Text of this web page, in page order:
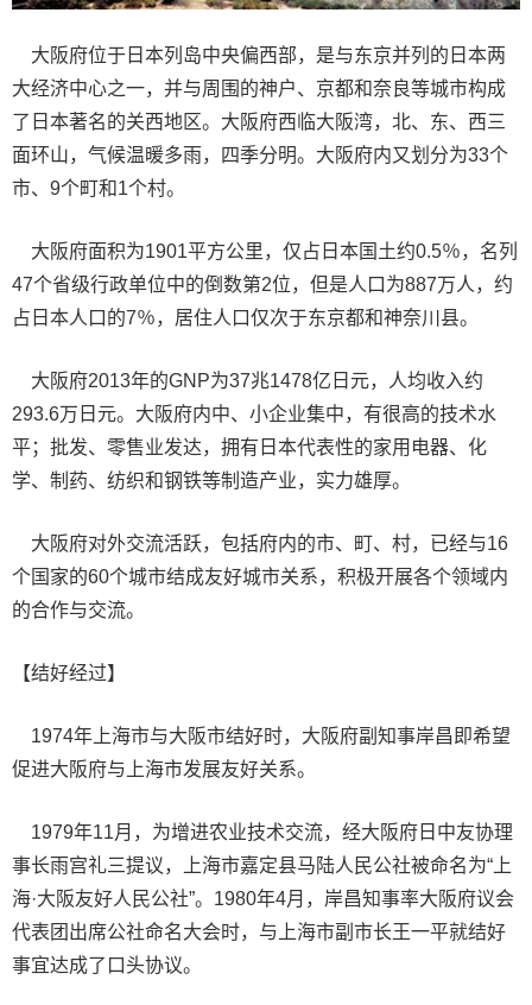
大阪府位于日本列岛中央偏西部，是与东京并列的日本两
大经济中心之一，并与周围的神户、京都和奈良等城市构成
了日本著名的关西地区。大阪府西临大阪湾，北、东、西三
面环山，气候温暖多雨，四季分明。大阪府内又划分为33个
市、9个町和1个村。
大阪府面积为1901平方公里，仅占日本国土约0.5％，名列
47个省级行政单位中的倒数第2位，但是人口为887万人，约
占日本人口的7％，居住人口仅次于东京都和神奈川县。
大阪府2013年的GNP为37兆1478亿日元，人均收入约
293.6万日元。大阪府内中、小企业集中，有很高的技术水
平；批发、零售业发达，拥有日本代表性的家用电器、化
学、制药、纺织和钢铁等制造产业，实力雄厚。
大阪府对外交流活跃，包括府内的市、町、村，已经与16
个国家的60个城市结成友好城市关系，积极开展各个领域内
的合作与交流。
【结好经过】
1974年上海市与大阪市结好时，大阪府副知事岸昌即希望
促进大阪府与上海市发展友好关系。
1979年11月，为增进农业技术交流，经大阪府日中友协理
事长雨宫礼三提议，上海市嘉定县马陆人民公社被命名为“上
海·大阪友好人民公社”。1980年4月，岸昌知事率大阪府议会
代表团出席公社命名大会时，与上海市副市长王一平就结好
事宜达成了口头协议。